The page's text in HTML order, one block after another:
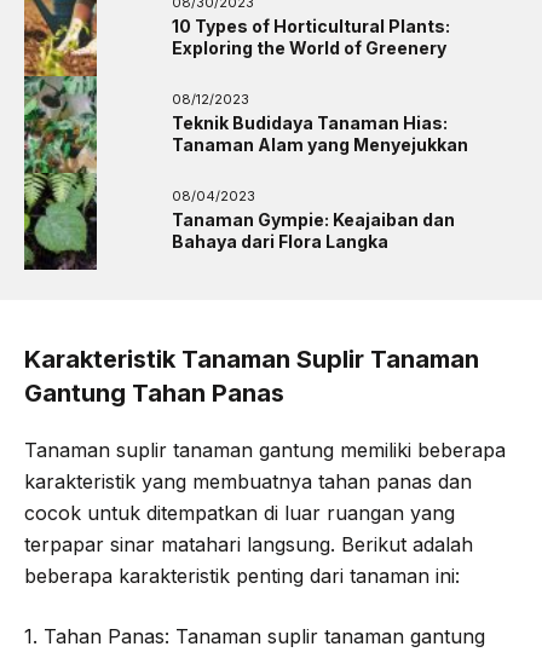
10 Types of Horticultural Plants:
Exploring the World of Greenery
08/12/2023
Teknik Budidaya Tanaman Hias:
Tanaman Alam yang Menyejukkan
08/04/2023
Tanaman Gympie: Keajaiban dan
Bahaya dari Flora Langka
Karakteristik Tanaman Suplir Tanaman
Gantung Tahan Panas
Tanaman suplir tanaman gantung memiliki beberapa
karakteristik yang membuatnya tahan panas dan
cocok untuk ditempatkan di luar ruangan yang
terpapar sinar matahari langsung. Berikut adalah
beberapa karakteristik penting dari tanaman ini:
1. Tahan Panas: Tanaman suplir tanaman gantung